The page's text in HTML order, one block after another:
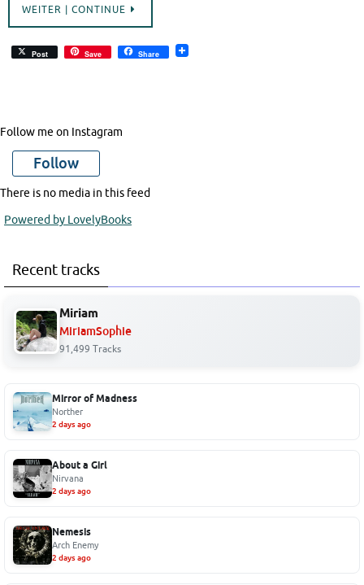
WEITER | CONTINUE
Post Save Share
Follow me on Instagram
Follow
There is no media in this feed
Powered by LovelyBooks
Recent tracks
Miriam
MiriamSophie
91,499 Tracks
Mirror of Madness
Norther
2 days ago
About a Girl
Nirvana
2 days ago
Nemesis
Arch Enemy
2 days ago